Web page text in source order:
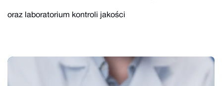
oraz laboratorium kontroli jakości